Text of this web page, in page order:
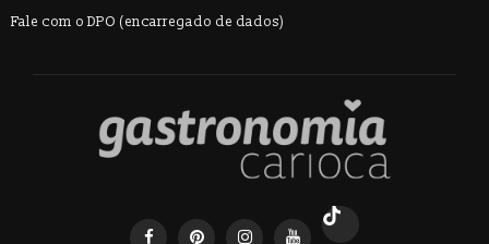
Fale com o DPO (encarregado de dados)